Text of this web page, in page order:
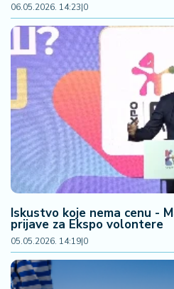
06.05.2026. 14:23|0
Iskustvo koje nema cenu -
prijave za Ekspo volontere
05.05.2026. 14:19|0